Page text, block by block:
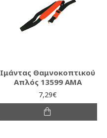
Ιμάντας Θαμνοκοπτικού
Απλός 13599 AMA
7,29€